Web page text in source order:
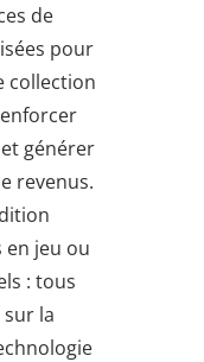
de
pour
collection
générer
revenus.
en jeu ou
: tous
la